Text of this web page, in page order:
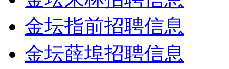
金坛指前招聘信息
金坛薛埠招聘信息